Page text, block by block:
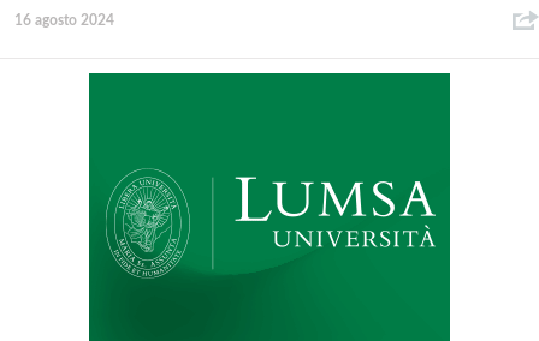
16 agosto 2024